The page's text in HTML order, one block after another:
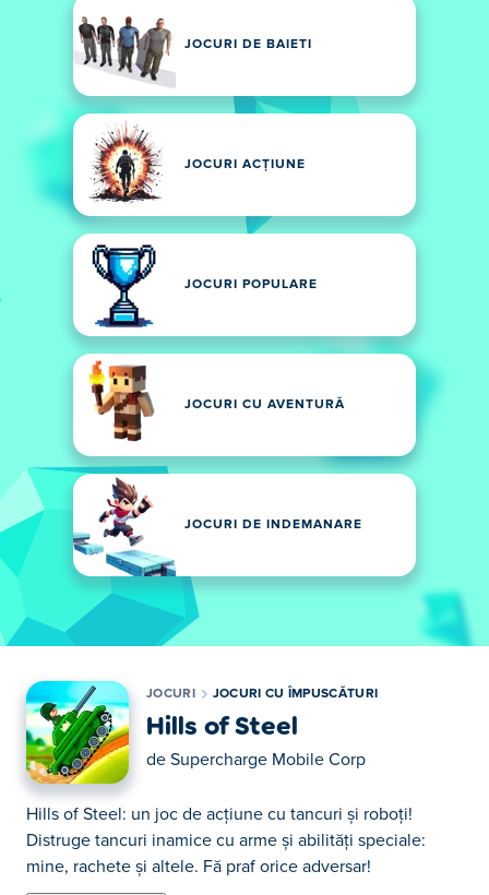
JOCURI DE BAIETI
JOCURI ACȚIUNE
JOCURI POPULARE
JOCURI CU AVENTURĂ
JOCURI DE INDEMANARE
JOCURI JOCURI CU ÎMPUSCĂTURI
Hills of Steel
de Supercharge Mobile Corp
Hills of Steel: un joc de acțiune cu tancuri și roboți!
Distruge tancuri inamice cu arme și abilități speciale:
mine, rachete și altele. Fă praf orice adversar!